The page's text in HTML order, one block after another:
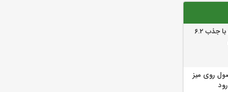
رکوردشکنی بورس با جذب ۶.۲
روی میز